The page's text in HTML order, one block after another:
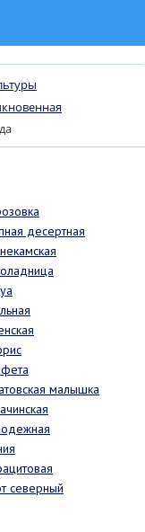
десертная
малышка
северный